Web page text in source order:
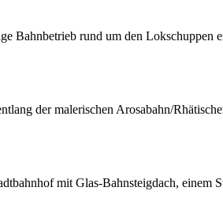
Bahnbetrieb rund um den Lokschuppen
der malerischen Arosabahn/
mit Glas-Bahnsteigdach, einem